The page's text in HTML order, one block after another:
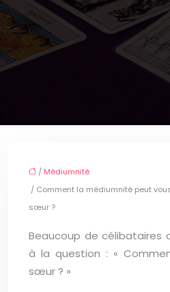
/ Médiumnité
/ Comment la médiumnité peut
sœur ?
Beaucoup de célibataires
à la question : «
sœur ? »